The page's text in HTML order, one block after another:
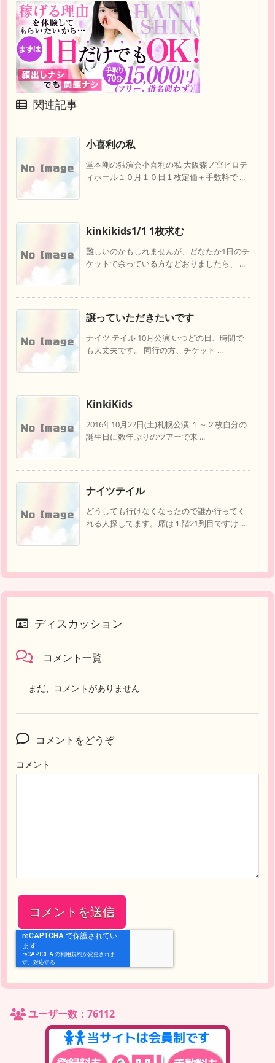
関連記事
小喜利の私
堂本剛の独演会小喜利の私 大阪森ノ宮ピロテ
ィホール１０月１０日１枚定価＋手数料で ...
kinkikids1/1 1枚求む
難しいのかもしれませんが、どなたか1日のチ
ケットで余っている方などおりましたら、 ...
譲っていただきたいです
ナイツ テイル 10月公演 いつどの日、時間で
も大丈夫です。 同行の方、チケット ...
KinkiKids
2016年10月22日(土)札幌公演 １～２枚自分の
誕生日に数年ぶりのツアーで来 ...
ナイツテイル
どうしても行けなくなったので誰か行ってく
れる人探してます。席は１階21列目ですけ ...
ディスカッション
コメント一覧
まだ、コメントがありません
コメントをどうぞ
コメント
ユーザー数：76112